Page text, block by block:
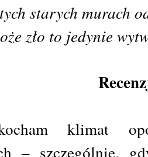
starych murach
zło to jedynie
klimat
– szczególnie,